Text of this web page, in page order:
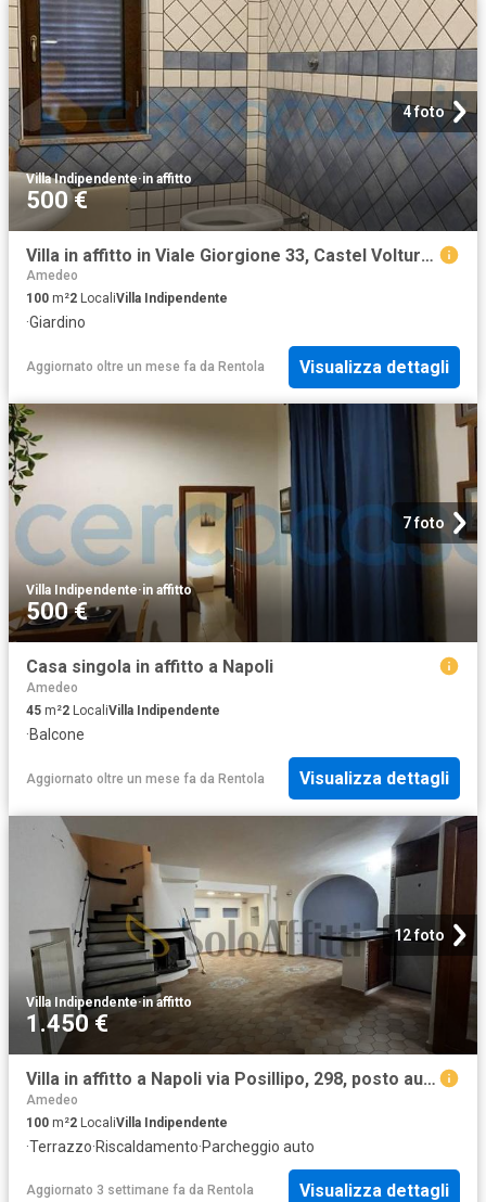
4 foto
Villa Indipendente·in affitto
500 €
Villa in affitto in Viale Giorgione 33, Castel Volturno
Amedeo
100 m²2 LocaliVilla Indipendente
·Giardino
Aggiornato oltre un mese fa da Rentola Visualizza dettagli
7 foto
Villa Indipendente·in affitto
500 €
Casa singola in affitto a Napoli
Amedeo
45 m²2 LocaliVilla Indipendente
·Balcone
Aggiornato oltre un mese fa da Rentola Visualizza dettagli
12 foto
Villa Indipendente·in affitto
1.450 €
Villa in affitto a Napoli via Posillipo, 298, posto auto, terrazzo, riscaldamento autonomo TrovaCasa
Amedeo
100 m²2 LocaliVilla Indipendente
·Terrazzo·Riscaldamento·Parcheggio auto
Aggiornato 3 settimane fa da Rentola Visualizza dettagli